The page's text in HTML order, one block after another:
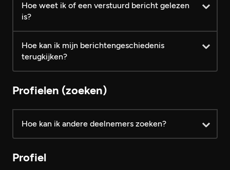
Hoe weet ik of een verstuurd bericht gelezen
is?
Hoe kan ik mijn berichtengeschiedenis
terugkijken?
Profielen (zoeken)
Hoe kan ik andere deelnemers zoeken?
Profiel